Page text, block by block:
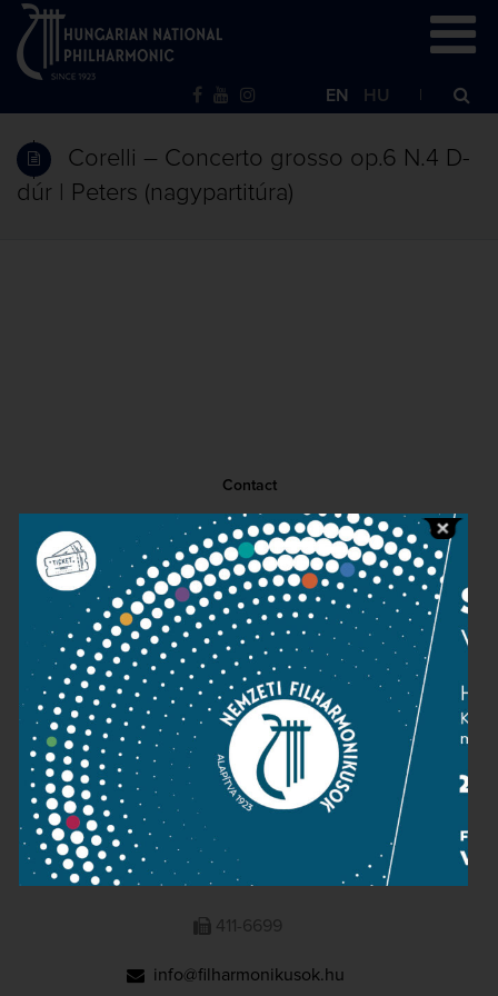
EN HU
Corelli – Concerto grosso op.6 N.4 D-
dúr | Peters (nagypartitúra)
Contact
Public information
Press room
Terms and privacy
Imprint
NATIONAL PHILHARMONIC
1095 Budapest, Komor Marcell u. 1. (Müpa)
411-6600
411-6699
info@filharmonikusok.hu